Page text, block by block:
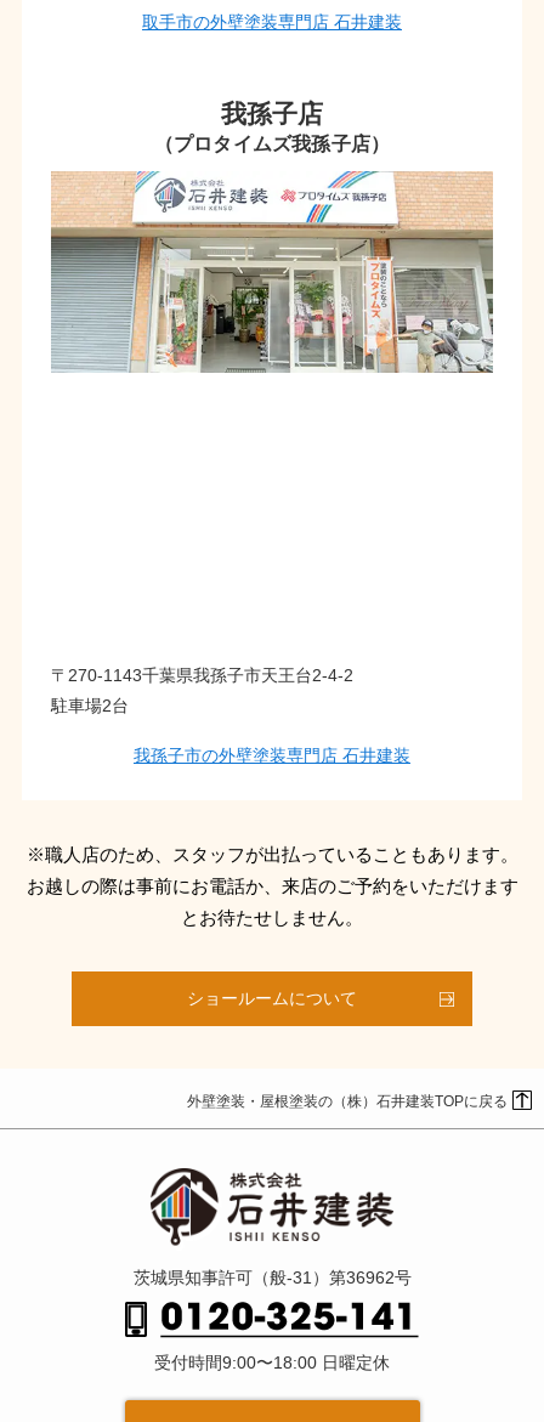
取手市の外壁塗装専門店 石井建装
我孫子店
（プロタイムズ我孫子店）
〒270-1143千葉県我孫子市天王台2-4-2
駐車場2台
我孫子市の外壁塗装専門店 石井建装
※職人店のため、スタッフが出払っていることもあります。
お越しの際は事前にお電話か、来店のご予約をいただけます
とお待たせしません。
ショールームについて
外壁塗装・屋根塗装の（株）石井建装TOPに戻る
茨城県知事許可（般-31）第36962号
受付時間9:00〜18:00 日曜定休